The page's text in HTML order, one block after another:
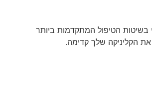
הטיפול המתקדמות ביותר